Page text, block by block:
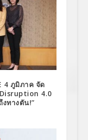
4 ภูมิภาค จัด
4.0
งทางตัน!”